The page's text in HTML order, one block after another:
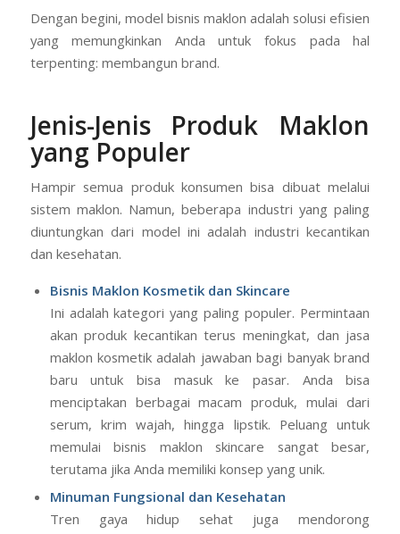
Dengan begini, model bisnis maklon adalah solusi efisien
yang memungkinkan Anda untuk fokus pada hal
terpenting: membangun brand.
Jenis-Jenis Produk Maklon
yang Populer
Hampir semua produk konsumen bisa dibuat melalui
sistem maklon. Namun, beberapa industri yang paling
diuntungkan dari model ini adalah industri kecantikan
dan kesehatan.
Bisnis Maklon Kosmetik dan Skincare
Ini adalah kategori yang paling populer. Permintaan
akan produk kecantikan terus meningkat, dan jasa
maklon kosmetik adalah jawaban bagi banyak brand
baru untuk bisa masuk ke pasar. Anda bisa
menciptakan berbagai macam produk, mulai dari
serum, krim wajah, hingga lipstik. Peluang untuk
memulai bisnis maklon skincare sangat besar,
terutama jika Anda memiliki konsep yang unik.
Minuman Fungsional dan Kesehatan
Tren gaya hidup sehat juga mendorong